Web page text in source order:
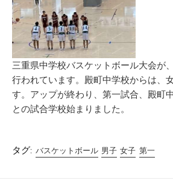
三重県中学校バスケットボール大会が
行われています。殿町中学校からは、
す。アップが終わり、第一試合、殿町
との試合学校始まりました。
タグ: バスケットボール 男子 女子 第一